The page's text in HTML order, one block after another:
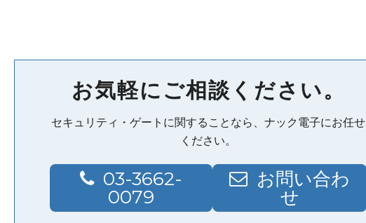
お気軽にご相談ください。
セキュリティ・ゲートに関することなら、ナック電子にお任せ
ください。
03-3662-
0079
お問い合わ
せ